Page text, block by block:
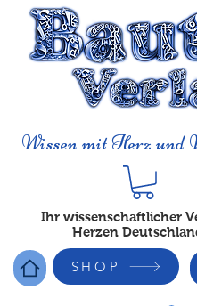
Wissen mit Herz und
Ihr wissenschaftlicher
Herzen
SHOP